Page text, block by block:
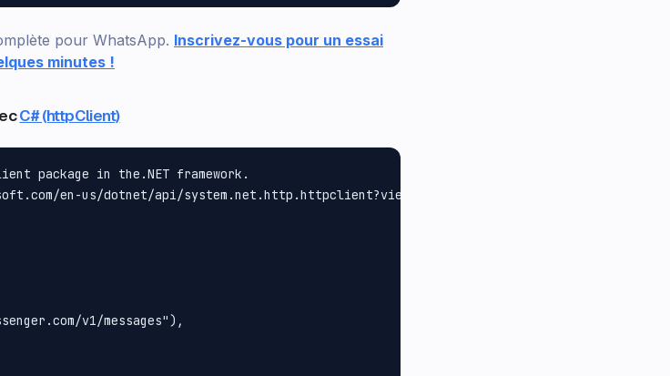
pour WhatsApp. Inscrivez-vous pour un essai
minutes !
C# (httpClient)
package in the.NET framework.
en-us/dotnet/api/system.net.http.httpclient?view=net-6.0
v1/messages"),